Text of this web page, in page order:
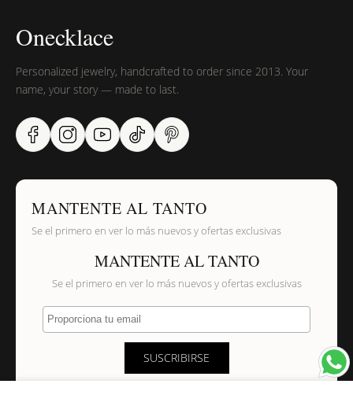
Onecklace
Personalized jewelry, handcrafted to order since 2013. Your
name, your story — made to last.
MANTENTE AL TANTO
Se el primero en ver lo más nuevos y ofertas exclusivas
MANTENTE AL TANTO
Se el primero en ver lo más nuevos y ofertas exclusivas
Proporciona tu email
SUSCRIBIRSE